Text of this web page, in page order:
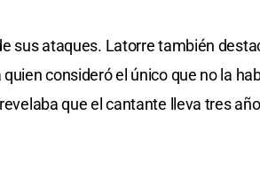
sus ataques. Latorre también
consideró el único que no la
que el cantante lleva tres